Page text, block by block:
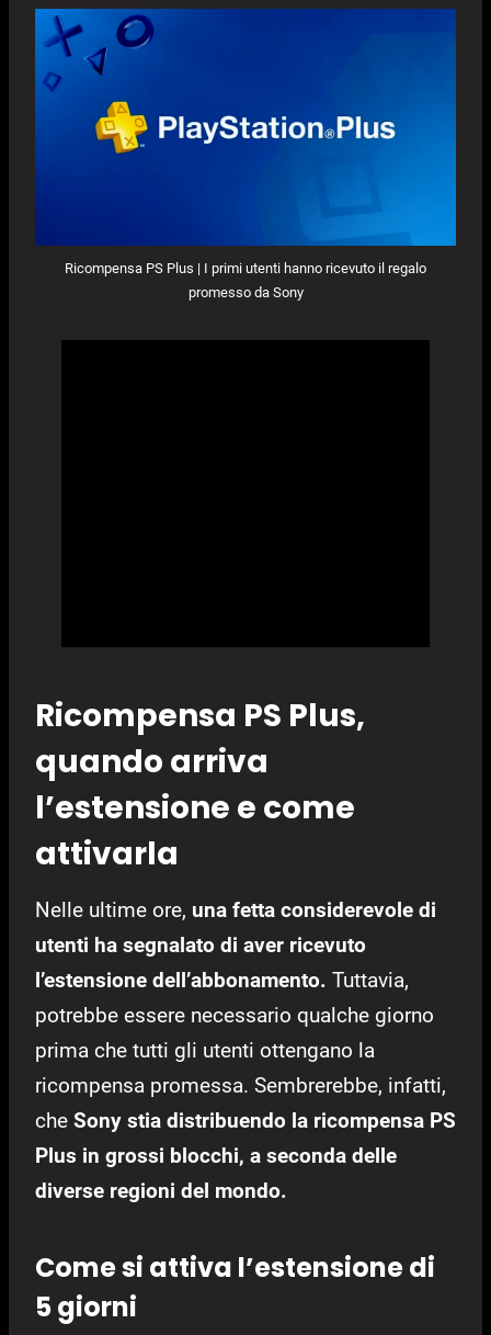
Ricompensa PS Plus | I primi utenti hanno ricevuto il regalo
promesso da Sony
Ricompensa PS Plus,
quando arriva
l’estensione e come
attivarla
Nelle ultime ore, una fetta considerevole di
utenti ha segnalato di aver ricevuto
l’estensione dell’abbonamento. Tuttavia,
potrebbe essere necessario qualche giorno
prima che tutti gli utenti ottengano la
ricompensa promessa. Sembrerebbe, infatti,
che Sony stia distribuendo la ricompensa PS
Plus in grossi blocchi, a seconda delle
diverse regioni del mondo.
Come si attiva l’estensione di
5 giorni